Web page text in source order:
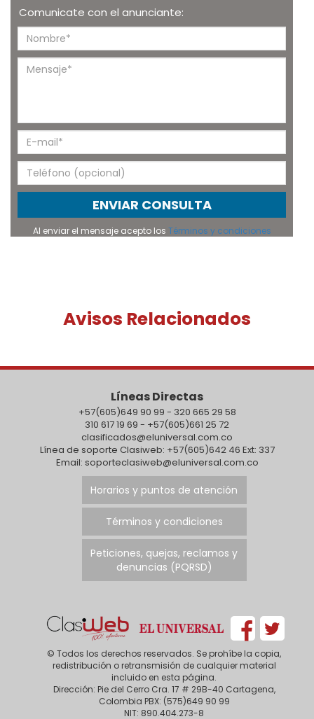
Comunicate con el anunciante:
ENVIAR CONSULTA
Al enviar el mensaje acepto los Términos y condiciones
Avisos Relacionados
Líneas Directas
+57(605)649 90 99 - 320 665 29 58
310 617 19 69 - +57(605)661 25 72
clasificados@eluniversal.com.co
Línea de soporte Clasiweb: +57(605)642 46 Ext: 337
Email: soporteclasiweb@eluniversal.com.co
Horarios y puntos de atención
Términos y condiciones
Peticiones, quejas, reclamos y
denuncias (PQRSD)
© Todos los derechos reservados. Se prohíbe la copia,
redistribución o retransmisión de cualquier material
incluido en esta página.
Dirección: Pie del Cerro Cra. 17 # 29B-40 Cartagena,
Colombia PBX: (575)649 90 99
NIT: 890.404.273-8